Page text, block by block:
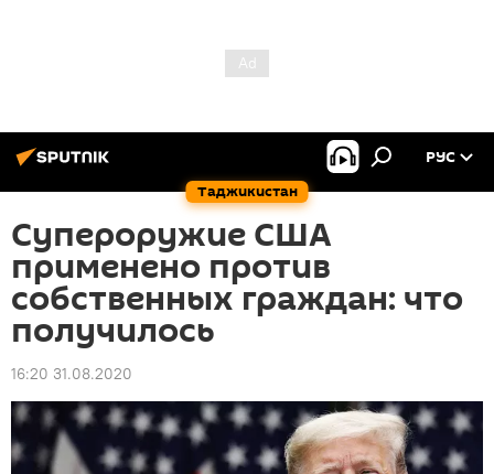
Таджикистан
РУС
Супероружие США
применено против
собственных граждан: что
получилось
16:20 31.08.2020